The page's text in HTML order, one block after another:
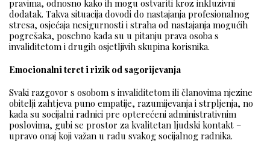
pravima, odnosno kako ih mogu ostvariti kroz inkluzivni
dodatak. Takva situacija dovodi do nastajanja profesionalnog
stresa, osjećaja nesigurnosti i straha od nastajanja mogućih
pogrešaka, posebno kada su u pitanju prava osoba s
invaliditetom i drugih osjetljivih skupina korisnika.
Emocionalni teret i rizik od sagorijevanja
Svaki razgovor s osobom s invaliditetom ili članovima njezine
obitelji zahtjeva puno empatije, razumijevanja i strpljenja, no
kada su socijalni radnici pre opterećeni administrativnim
poslovima, gubi se prostor za kvalitetan ljudski kontakt –
upravo onaj koji važan u radu svakog socijalnog radnika.